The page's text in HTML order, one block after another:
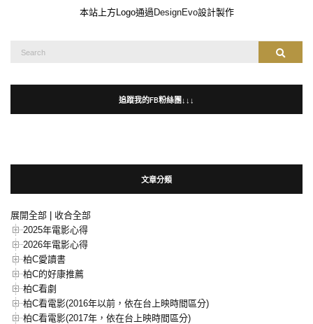
本站上方Logo通過DesignEvo設計製作
Search
追蹤我的FB粉絲團↓↓↓
文章分類
展開全部 | 收合全部
2025年電影心得
2026年電影心得
柏C愛讀書
柏C的好康推薦
柏C看劇
柏C看電影(2016年以前，依在台上映時間區分)
柏C看電影(2017年，依在台上映時間區分)